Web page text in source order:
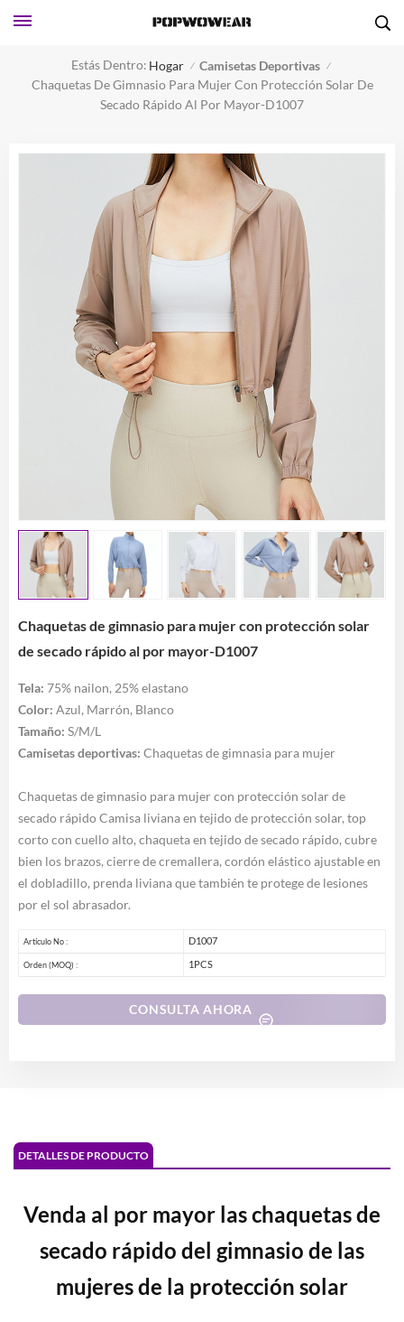
Estás Dentro: Hogar / Camisetas Deportivas /
Chaquetas De Gimnasio Para Mujer Con Protección Solar De
Secado Rápido Al Por Mayor-D1007
Chaquetas de gimnasio para mujer con protección solar
de secado rápido al por mayor-D1007
Tela: 75% nailon, 25% elastano
Color: Azul, Marrón, Blanco
Tamaño: S/M/L
Camisetas deportivas: Chaquetas de gimnasia para mujer
Chaquetas de gimnasio para mujer con protección solar de
secado rápido Camisa liviana en tejido de protección solar, top
corto con cuello alto, chaqueta en tejido de secado rápido, cubre
bien los brazos, cierre de cremallera, cordón elástico ajustable en
el dobladillo, prenda liviana que también te protege de lesiones
por el sol abrasador.
Artículo No : D1007
Orden (MOQ) : 1PCS
CONSULTA AHORA
DETALLES DE PRODUCTO
Venda al por mayor las chaquetas de
secado rápido del gimnasio de las
mujeres de la protección solar